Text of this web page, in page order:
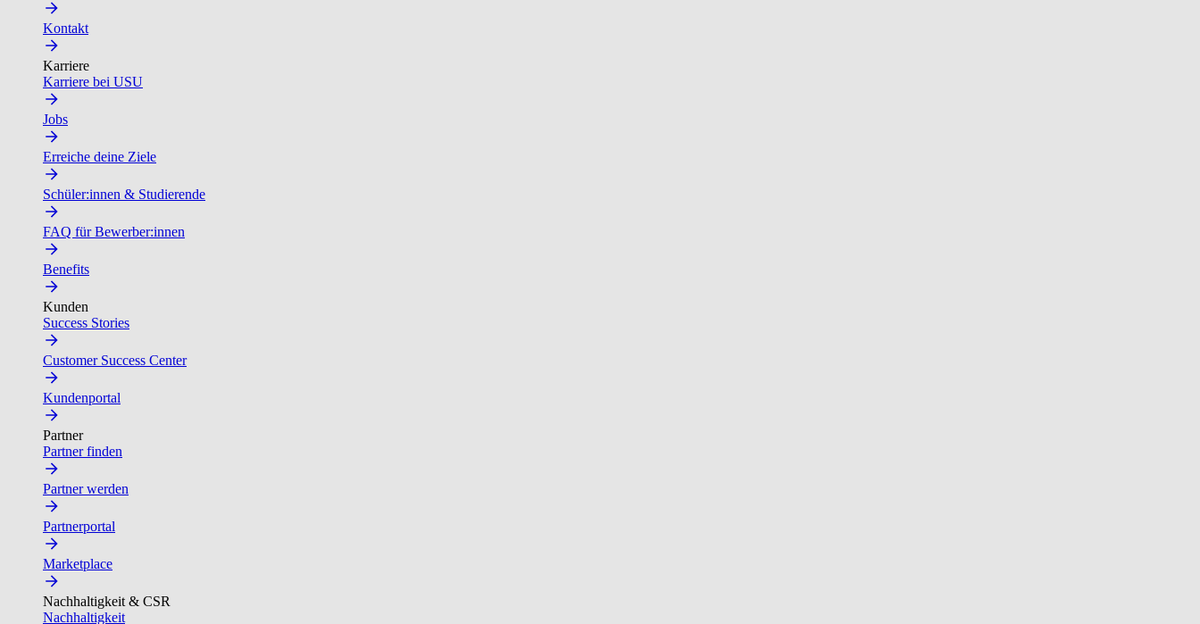
Kontakt
Karriere
Karriere bei USU
Jobs
Erreiche deine Ziele
Schüler:innen & Studierende
FAQ für Bewerber:innen
Benefits
Kunden
Success Stories
Customer Success Center
Kundenportal
Partner
Partner finden
Partner werden
Partnerportal
Marketplace
Nachhaltigkeit & CSR
Nachhaltigkeit